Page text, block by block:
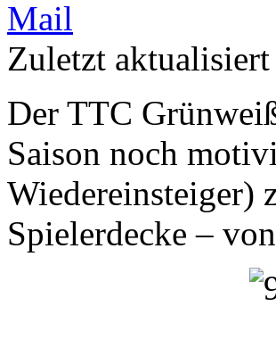
Zuletzt
Der TTC
Saison noch
Wiedereinsteiger)
Spielerdecke –